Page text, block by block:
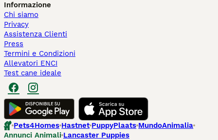
Informazione
Chi siamo
Privacy
Assistenza Clienti
Press
Termini e Condizioni
Allevatori ENCI
Test cane ideale
Pets4Homes Hastnet PuppyPlaats MundoAnimalia
Annunci Animali Lancaster Puppies